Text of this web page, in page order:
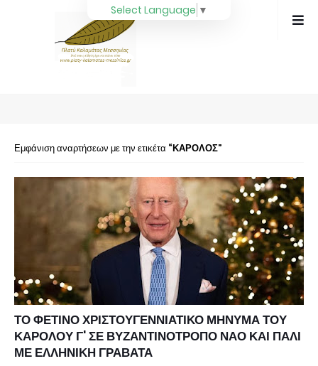
Εμφάνιση αναρτήσεων με την ετικέτα ΚΑΡΟΛΟΣ
ΤΟ ΦΕΤΙΝΟ ΧΡΙΣΤΟΥΓΕΝΝΙΑΤΙΚΟ ΜΗΝΥΜΑ ΤΟΥ
ΚΑΡΟΛΟΥ Γ' ΣΕ ΒΥΖΑΝΤΙΝΟΤΡΟΠΟ ΝΑΟ ΚΑΙ ΠΑΛΙ
ΜΕ ΕΛΛΗΝΙΚΗ ΓΡΑΒΑΤΑ
Select Language ▼